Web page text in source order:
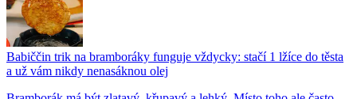
Babiččin trik na bramboráky funguje vždycky: stačí 1 lžíce do těsta
a už vám nikdy nenasáknou olej